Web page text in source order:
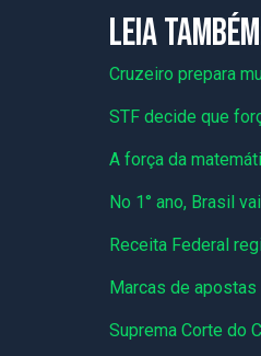
LEIA
Cruzeiro prepara
STF decide que
A força da
No 1° ano, Brasil
Receita Federal
Marcas de
Suprema Corte do